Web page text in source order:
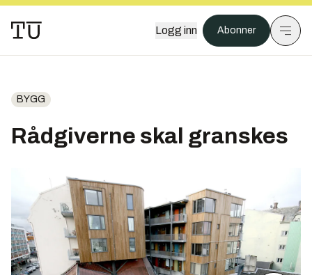
Logg inn Abonner
BYGG
Rådgiverne skal granskes